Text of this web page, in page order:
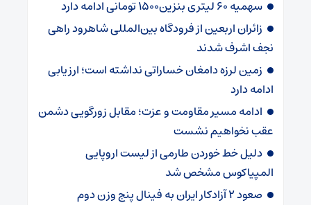
سهمیه ۶۰ لیتری بنزین۱۵۰۰ تومانی ادامه دارد
زائران اربعین از فرودگاه بین‌المللی شاهرود راهی
نجف اشرف شدند
زمین لرزه دامغان خساراتی نداشته است؛ ارزیابی
ادامه دارد
ادامه مسیر مقاومت و عزت؛ مقابل زورگویی دشمن
عقب نخواهیم نشست
دلیل خط خوردن طارمی از لیست اروپایی
المپیاکوس مشخص شد
صعود ۲ آزادکار ایران به فینال پنج وزن دوم